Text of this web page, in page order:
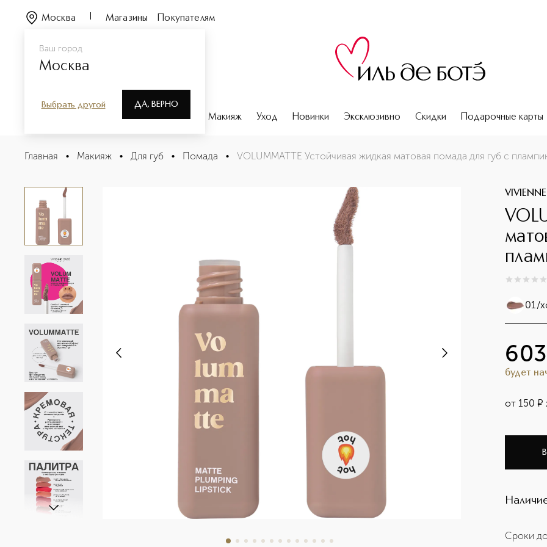
Ваш город
Москва
Выбрать другой ДА, ВЕРНО
Москва Магазины Покупателям
Парфюмерия Макияж Уход Новинки Эксклюзивно Скидки Подарочные карты
VOLUMMATTE Устойчивая жидкая матовая помада для губ с плампингом
Описание
Главная • Макияж • Для губ • Помада • VOLUMMATTE Устойчивая жидкая матовая помада для губ с
0из 0
01/
603
будет
от 150 ¤
Сроки